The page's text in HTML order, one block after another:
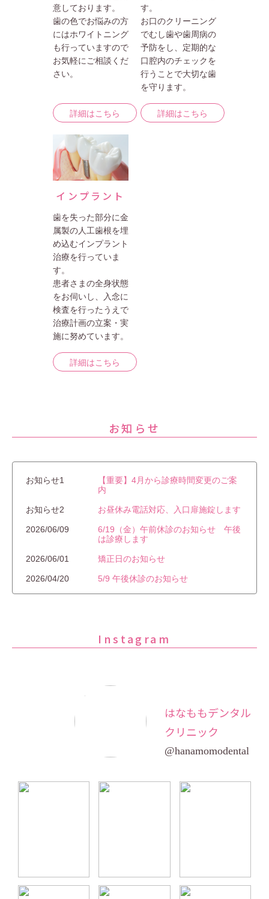
意しております。
歯の色でお悩みの方
にはホワイトニング
も行っていますので
お気軽にご相談くだ
さい。
詳細はこちら
す。
お口のクリーニング
でむし歯や歯周病の
予防をし、定期的な
口腔内のチェックを
行うことで大切な歯
を守ります。
詳細はこちら
インプラント
歯を失った部分に金
属製の人工歯根を埋
め込むインプラント
治療を行っていま
す。
患者さまの全身状態
をお伺いし、入念に
検査を行ったうえで
治療計画の立案・実
施に努めています。
詳細はこちら
お知らせ
お知らせ1
【重要】4月から診療時間変更のご案
内
お知らせ2 お昼休み電話対応、入口扉施錠します
2026/06/09
6/19（金）午前休診のお知らせ 午後
は診療します
2026/06/01 矯正日のお知らせ
2026/04/20 5/9 午後休診のお知らせ
個室のチェアー2台新しくしました～
☆
診療のチェアー1台新しくしました☆
口腔内スキャナー導入しました
ホームページをリニューアルしました
Instagram
はなももデンタル
クリニック
@hanamomodental